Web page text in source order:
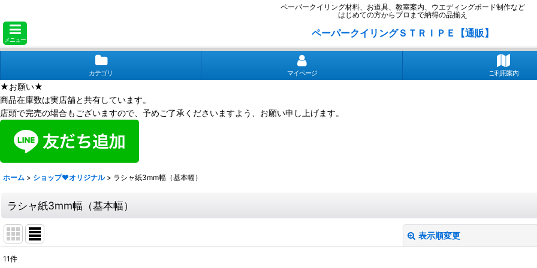
ペーパークイリング材料、お道具、教室案内、ウエディングボード制作など
はじめての方からプロまで納得の品揃え
メニュー
ペーパークイリングＳＴＲＩＰＥ【通販】
カテゴリ マイページ ご利用案内
★お願い★
商品在庫数は実店舗と共有しています。
店頭で完売の場合もございますので、予めご了承くださいますよう、お願い申し上げます。
ホーム > ショップ❤オリジナル > ラシャ紙3mm幅（基本幅）
ラシャ紙3mm幅（基本幅）
表示順変更
11件